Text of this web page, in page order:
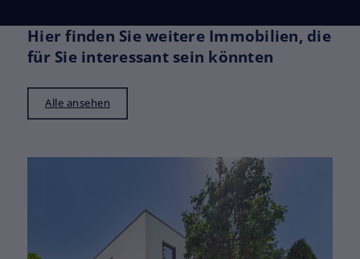
Hier finden Sie weitere Immobilien, die
für Sie interessant sein könnten
Alle ansehen